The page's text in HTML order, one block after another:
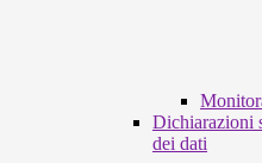
Dichiarazioni
dei dati